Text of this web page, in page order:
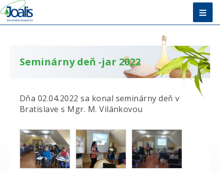
Metóda
Vzdelávanie
Poradňa
Seminárny deň -jar 2022
Dňa 02.04.2022 sa konal seminárny deň v
Bratislave s Mgr. M. Vilánkovou